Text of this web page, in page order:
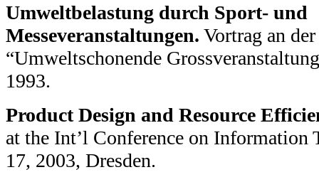
Umweltbelastung durch Sport- und
Messeveranstaltungen. Vortrag an
“Umweltschonende
1993.
Product Design and Resource
at the Int’l Conference on Information
17, 2003, Dresden.